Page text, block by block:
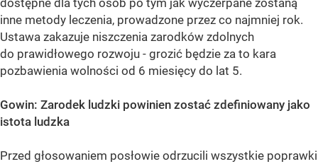
inne metody leczenia, prowadzone przez co najmniej rok.
Ustawa zakazuje niszczenia zarodków zdolnych
do prawidłowego rozwoju - grozić będzie za to kara
pozbawienia wolności od 6 miesięcy do lat 5.
Gowin: Zarodek ludzki powinien zostać zdefiniowany jako
istota ludzka
Przed głosowaniem posłowie odrzucili wszystkie poprawki